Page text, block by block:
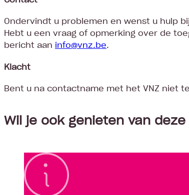
Ondervindt u problemen en wenst u hulp
Hebt u een vraag of opmerking over de
bericht aan info@vnz.be.
Klacht
Bent u na contactname met het VNZ niet
Wil je ook genieten van